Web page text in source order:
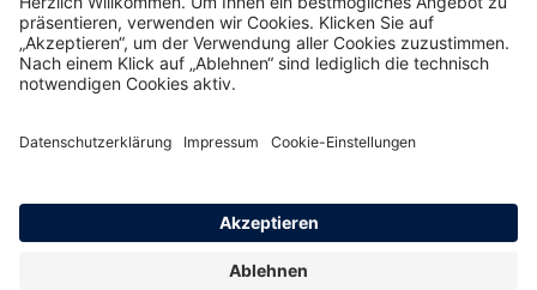
Impressum
Datenschutz
Hinweisgebersystem -